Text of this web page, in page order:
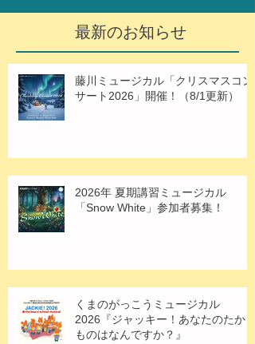
最新のお知らせ
藤川ミュージカル「クリスマスコン
サート2026」開催！（8/1更新）
2026年 夏期講習ミュージカル
「Snow White」参加者募集！
くまのがっこうミュージカル
2026『ジャッキー！あなたのたから
ものはなんですか？』